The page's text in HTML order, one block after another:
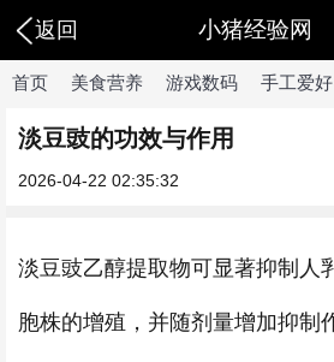
返回 小猪经验网
首页 美食营养 游戏数码 手工爱好
淡豆豉的功效与作用
2026-04-22 02:35:32
淡豆豉乙醇提取物可显著抑制人
胞株的增殖，并随剂量增加抑制